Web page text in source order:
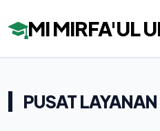
MI MIRFA'UL
PUSAT